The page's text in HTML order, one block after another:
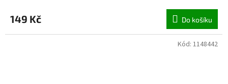
149 Kč Do košíku
Kód: 1148442